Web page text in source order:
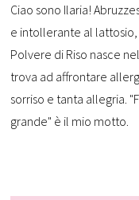
Ciao sono Ilaria!
e intollerante al lattosio,
Polvere di Riso nasce
trova ad affrontare
sorriso e tanta allegria.
grande" è il mio motto.